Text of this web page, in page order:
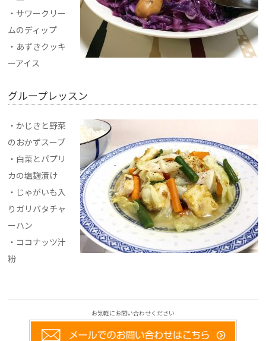
・サワークリー
ムのディップ
・あずきクッキ
ーアイス
グループレッスン
・かじきと野菜
のおかずスープ
・白菜とパプリ
カの塩麹漬け
・じゃがいも入
りガリバタチャ
ーハン
・ココナッツ汁
粉
お気軽にお問い合わせください